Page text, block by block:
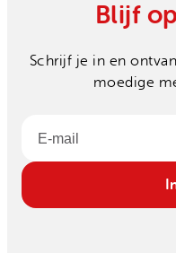
Blijf
Schrijf je in en
moedige
Email